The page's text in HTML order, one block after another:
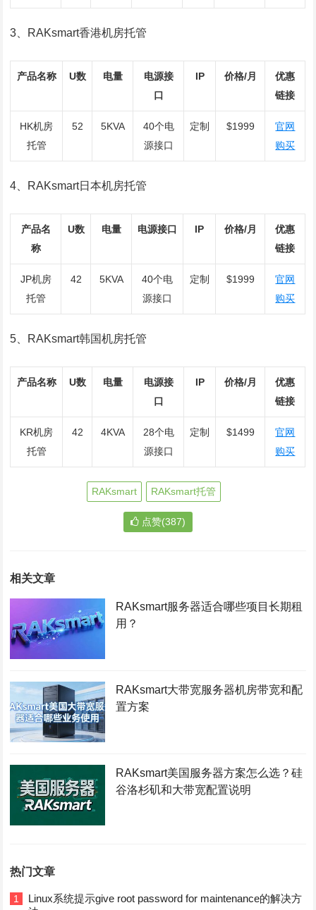
3、RAKsmart香港机房托管
产品名称 U数 电量
电源接
口
IP 价格/月
优惠
链接
HK机房
托管
52 5KVA
40个电
源接口
定制 $1999
官网
购买
4、RAKsmart日本机房托管
产品名
称
U数 电量 电源接口 IP 价格/月
优惠
链接
JP机房
托管
42 5KVA
40个电
源接口
定制 $1999
官网
购买
5、RAKsmart韩国机房托管
产品名称 U数 电量
电源接
口
IP 价格/月
优惠
链接
KR机房
托管
42 4KVA
28个电
源接口
定制 $1499
官网
购买
RAKsmart RAKsmart托管
点赞(387)
相关文章
RAKsmart服务器适合哪些项目长期租
用？
RAKsmart大带宽服务器机房带宽和配
置方案
RAKsmart美国服务器方案怎么选？硅
谷洛杉矶和大带宽配置说明
热门文章
1
Linux系统提示give root password for maintenance的解决方